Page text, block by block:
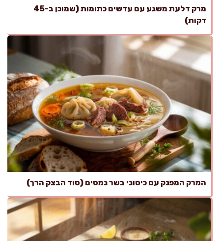
מרק דלעת משגע עם עדשים כתומות (שמוכן ב-45
דקות)
המרק המפנק עם כיסוני בשר נמסים (סוד הבצק הרך)